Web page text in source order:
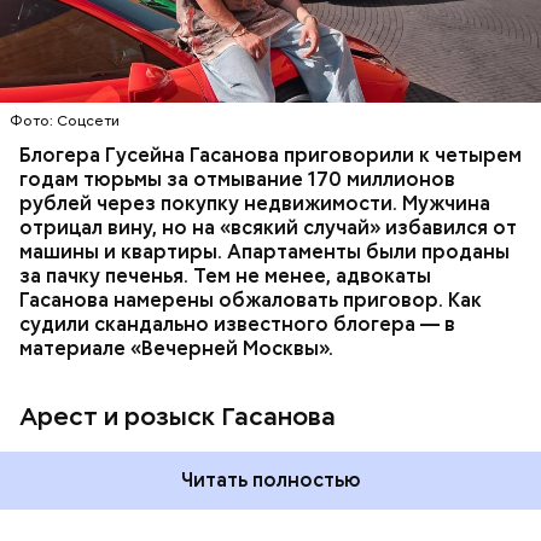
Фото: Соцсети
Блогера Гусейна Гасанова приговорили к четырем
годам тюрьмы за отмывание 170 миллионов
рублей через покупку недвижимости. Мужчина
отрицал вину, но на «всякий случай» избавился от
машины и квартиры. Апартаменты были проданы
за пачку печенья. Тем не менее, адвокаты
Гасанова намерены обжаловать приговор. Как
судили скандально известного блогера — в
материале «Вечерней Москвы».
Арест и розыск Гасанова
доходов в особо крупном размере. В тот же день
мужчину заочно арестовали.
Читать полностью
НАЛОГИ ПОИСК ЛЮДЕЙ ДЕНЬГИ
МВД
ГАСАН ГУСЕЙНОВ
Началось расследование. В квартире потерпевших
Молодого человека задержали. На первом же
допросе он признался, что планировал отравить
только отчима. Тогда следователи посчитали, что
мотивом преступления была квартира родителей,
которая в случае их смерти перешла бы сыну. Но
спустя несколько дней Миссюра заявил, что ранее
уже травил других людей.